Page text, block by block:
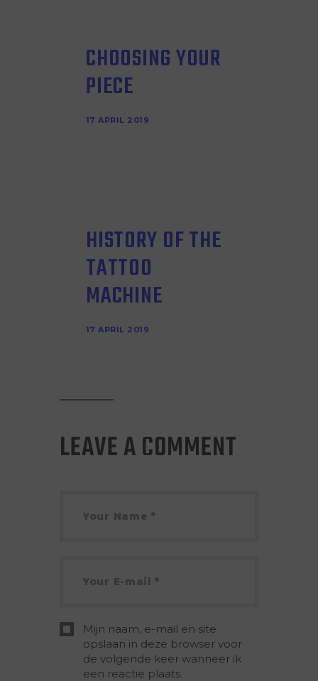
CHOOSING YOUR
PIECE
17 APRIL 2019
HISTORY OF THE
TATTOO
MACHINE
17 APRIL 2019
LEAVE A COMMENT
Mijn naam, e-mail en site
opslaan in deze browser voor
de volgende keer wanneer ik
een reactie plaats.